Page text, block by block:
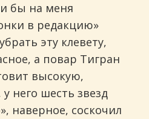
бы на меня
в редакцию»
эту клевету,
а повар Тигран
высокую,
него шесть звезд
наверное, соскочил